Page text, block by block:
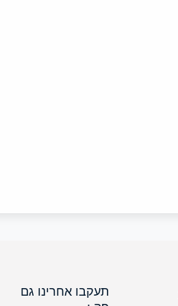
תעקבו אחרינו גם